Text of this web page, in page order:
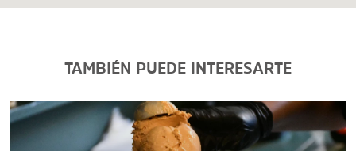
TAMBIÉN PUEDE INTERESARTE